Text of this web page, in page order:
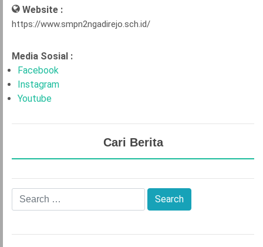
Website :
https://www.smpn2ngadirejo.sch.id/
Media Sosial :
Facebook
Instagram
Youtube
Cari Berita